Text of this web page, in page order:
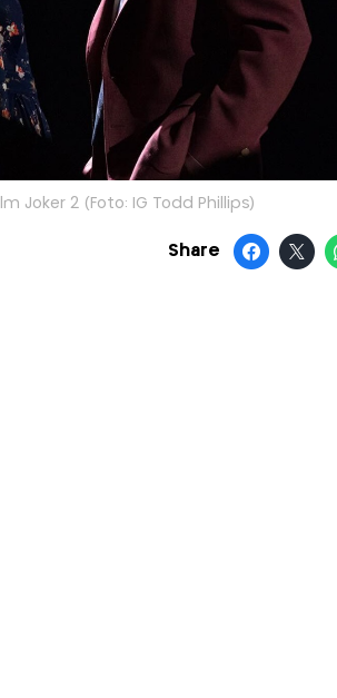
Joker 2 (Foto: IG Todd Phillips)
Share